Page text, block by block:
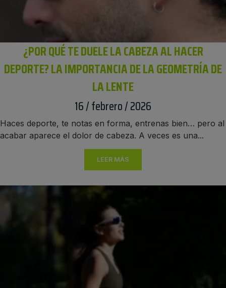
¿POR QUÉ TE DUELE LA CABEZA AL HACER
DEPORTE? LA IMPORTANCIA DE LA GEOMETRÍA DE
LA LENTE
16 / febrero / 2026
Haces deporte, te notas en forma, entrenas bien… pero al
acabar aparece el dolor de cabeza. A veces es una...
LEER MÁS